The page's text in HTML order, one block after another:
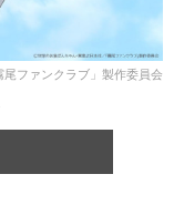
尾ファンクラブ」製作委員会